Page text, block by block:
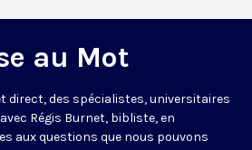
au Mot
direct, des spécialistes, universitaires
Régis Burnet, bibliste, en
aux questions que nous pouvons